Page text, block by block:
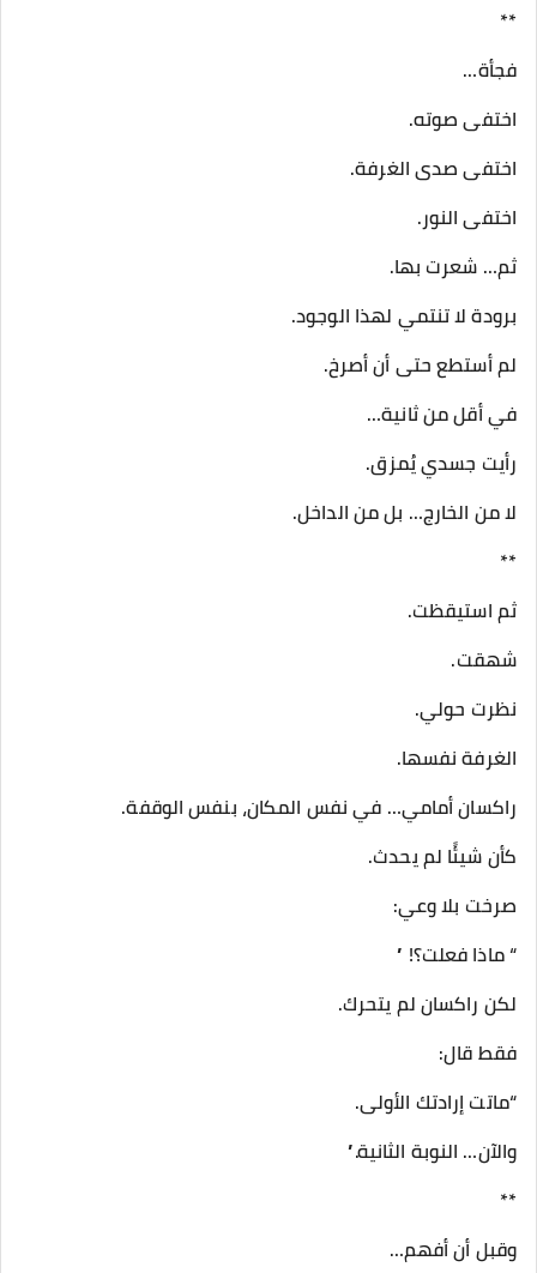
**
فجأة…
اختفى صوته.
اختفى صدى الغرفة.
اختفى النور.
ثم… شعرت بها.
برودة لا تنتمي لهذا الوجود.
لم أستطع حتى أن أصرخ.
في أقل من ثانية…
رأيت جسدي يُمزق.
لا من الخارج… بل من الداخل.
**
ثم استيقظت.
شهقت.
نظرت حولي.
الغرفة نفسها.
راكسان أمامي… في نفس المكان، بنفس الوقفة.
كأن شيئًا لم يحدث.
صرخت بلا وعي:
“ ماذا فعلت؟! ”
لكن راكسان لم يتحرك.
فقط قال:
“ماتت إرادتك الأولى.
والآن… النوبة الثانية.”
**
وقبل أن أفهم…